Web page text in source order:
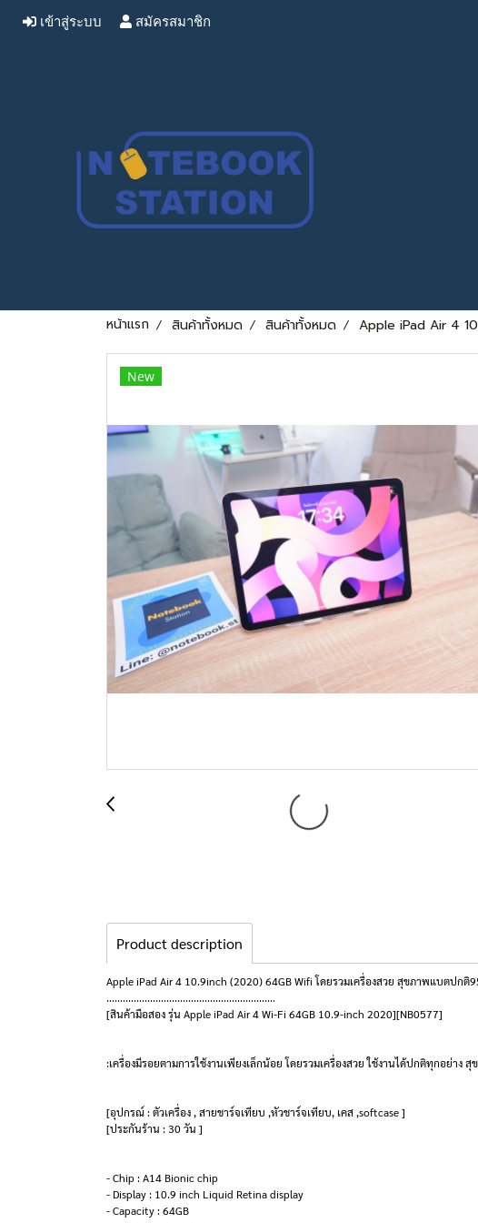
เข้าสู่ระบบ สมัครสมาชิก
หน้าแรก สินค้าทั้งหมด สินค้าทั้งหมด Apple iPad Air 4
New
Product description
Apple iPad Air 4 10.9inch (2020) 64GB Wifi โดยรวมเครื่องสวย สุขภาพแบตปกติ
..............................................................
[สินค้ามือสอง รุ่น Apple iPad Air 4 Wi-Fi 64GB 10.9-inch 2020][NB0577]
:เครื่องมีรอยตามการใช้งานเพียงเล็กน้อย โดยรวมเครื่องสวย ใช้งานได้ปกติทุกอย่าง
[อุปกรณ์ : ตัวเครื่อง , สายชาร์จเทียบ ,หัวชาร์จเทียบ, เคส ,softcase ]
[ประกันร้าน : 30 วัน ]
- Chip : A14 Bionic chip
- Display : 10.9 inch Liquid Retina display
- Capacity : 64GB